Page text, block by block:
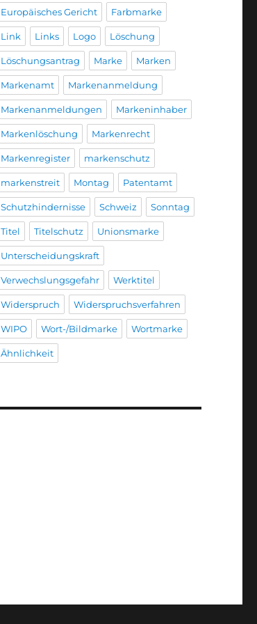
Europäisches Gericht Farbmarke
Link Links Logo Löschung
Löschungsantrag Marke Marken
Markenamt Markenanmeldung
Markenanmeldungen Markeninhaber
Markenlöschung Markenrecht
Markenregister markenschutz
markenstreit Montag Patentamt
Schutzhindernisse Schweiz Sonntag
Titel Titelschutz Unionsmarke
Unterscheidungskraft
Verwechslungsgefahr Werktitel
Widerspruch Widerspruchsverfahren
WIPO Wort-/Bildmarke Wortmarke
Ähnlichkeit